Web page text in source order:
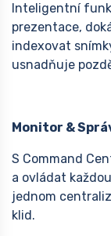
Inteligentní
prezentace,
indexovat
usnadňuje
Monitor &
S Command
a ovládat
jednom
klid.